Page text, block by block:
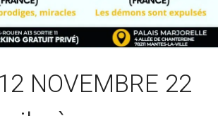
NOVEMBRE 22